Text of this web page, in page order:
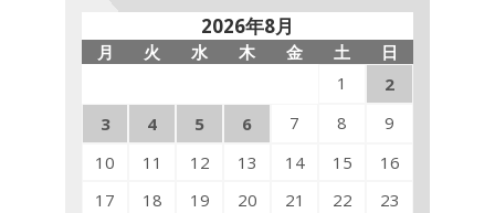
2026年8月
月 火 水 木 金 土
日
1
2
3
4 5 6 7 8
9
10
11 12 13 14 15
16
17
18 19 20 21 22
23